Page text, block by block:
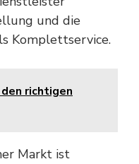
und die
Komplettservice.
richtigen
Markt ist